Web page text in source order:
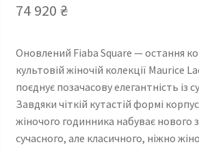
74 920 ₴
Оновлений Fiaba Square — остання
культовій жіночій колекції Maurice
поєднує позачасову елегантність із
Завдяки чіткій кутастій формі
жіночого годинника набуває нового
сучасного, але класичного, ніжно